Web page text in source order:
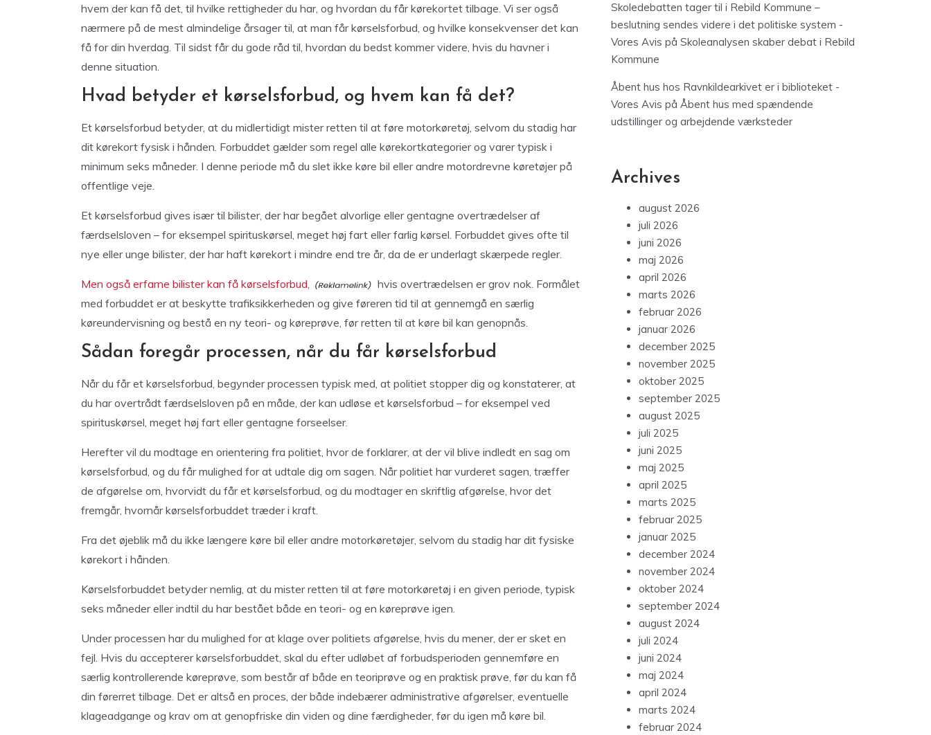
hvem der kan få det, til hvilke rettigheder du har, og hvordan du får kørekortet tilbage. Vi ser også
nærmere på de mest almindelige årsager til, at man får kørselsforbud, og hvilke konsekvenser det kan
få for din hverdag. Til sidst får du gode råd til, hvordan du bedst kommer videre, hvis du havner i
denne situation.
Hvad betyder et kørselsforbud, og hvem kan få det?
Et kørselsforbud betyder, at du midlertidigt mister retten til at føre motorkøretøj, selvom du stadig har
dit kørekort fysisk i hånden. Forbuddet gælder som regel alle kørekortkategorier og varer typisk i
minimum seks måneder. I denne periode må du slet ikke køre bil eller andre motordrevne køretøjer på
offentlige veje.
Et kørselsforbud gives især til bilister, der har begået alvorlige eller gentagne overtrædelser af
færdselsloven – for eksempel spirituskørsel, meget høj fart eller farlig kørsel. Forbuddet gives ofte til
nye eller unge bilister, der har haft kørekort i mindre end tre år, da de er underlagt skærpede regler.
Men også erfarne bilister kan få kørselsforbud,
hvis overtrædelsen er grov nok. Formålet
med forbuddet er at beskytte trafiksikkerheden og give føreren tid til at gennemgå en særlig
køreundervisning og bestå en ny teori- og køreprøve, før retten til at køre bil kan genopnås.
Sådan foregår processen, når du får kørselsforbud
Når du får et kørselsforbud, begynder processen typisk med, at politiet stopper dig og konstaterer, at
du har overtrådt færdselsloven på en måde, der kan udløse et kørselsforbud – for eksempel ved
spirituskørsel, meget høj fart eller gentagne forseelser.
Herefter vil du modtage en orientering fra politiet, hvor de forklarer, at der vil blive indledt en sag om
kørselsforbud, og du får mulighed for at udtale dig om sagen. Når politiet har vurderet sagen, træffer
de afgørelse om, hvorvidt du får et kørselsforbud, og du modtager en skriftlig afgørelse, hvor det
fremgår, hvornår kørselsforbuddet træder i kraft.
Fra det øjeblik må du ikke længere køre bil eller andre motorkøretøjer, selvom du stadig har dit fysiske
kørekort i hånden.
Kørselsforbuddet betyder nemlig, at du mister retten til at føre motorkøretøj i en given periode, typisk
seks måneder eller indtil du har bestået både en teori- og en køreprøve igen.
Under processen har du mulighed for at klage over politiets afgørelse, hvis du mener, der er sket en
fejl. Hvis du accepterer kørselsforbuddet, skal du efter udløbet af forbudsperioden gennemføre en
særlig kontrollerende køreprøve, som består af både en teoriprøve og en praktisk prøve, før du kan få
din førerret tilbage. Det er altså en proces, der både indebærer administrative afgørelser, eventuelle
klageadgange og krav om at genopfriske din viden og dine færdigheder, før du igen må køre bil.
Skoledebatten tager til i Rebild Kommune –
beslutning sendes videre i det politiske system -
Vores Avis på Skoleanalysen skaber debat i Rebild
Kommune
Åbent hus hos Ravnkildearkivet er i biblioteket -
Vores Avis på Åbent hus med spændende
udstillinger og arbejdende værksteder
Archives
august 2026
juli 2026
juni 2026
maj 2026
april 2026
marts 2026
februar 2026
januar 2026
december 2025
november 2025
oktober 2025
september 2025
august 2025
juli 2025
juni 2025
maj 2025
april 2025
marts 2025
februar 2025
januar 2025
december 2024
november 2024
oktober 2024
september 2024
august 2024
juli 2024
juni 2024
maj 2024
april 2024
marts 2024
februar 2024